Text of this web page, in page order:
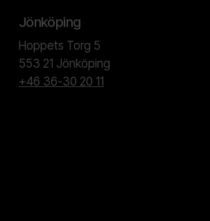
Jönköping
Hoppets Torg 5
553 21 Jönköping
+46 36-30 20 11